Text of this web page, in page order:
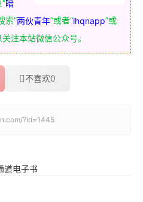
暗
索“两伙青年”或者“lhqnapp”或
注本站微信公众号。
不喜欢0
?id=1445
道电子书